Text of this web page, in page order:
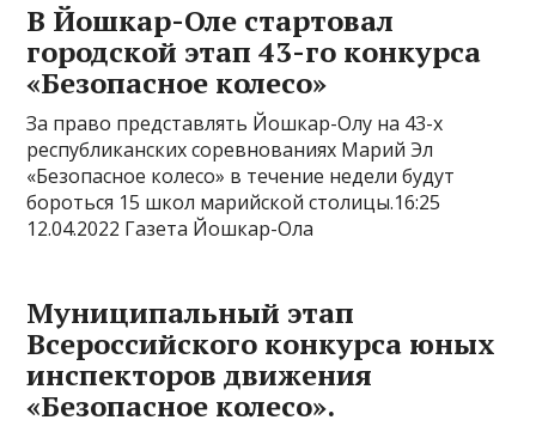
В Йошкар-Оле стартовал
городской этап 43-го конкурса
«Безопасное колесо»
За право представлять Йошкар-Олу на 43-х
республиканских соревнованиях Марий Эл
«Безопасное колесо» в течение недели будут
бороться 15 школ марийской столицы.16:25
12.04.2022 Газета Йошкар-Ола
Муниципальный этап
Всероссийского конкурса юных
инспекторов движения
«Безопасное колесо».